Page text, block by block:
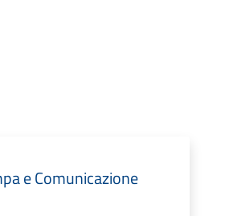
e Comunicazione